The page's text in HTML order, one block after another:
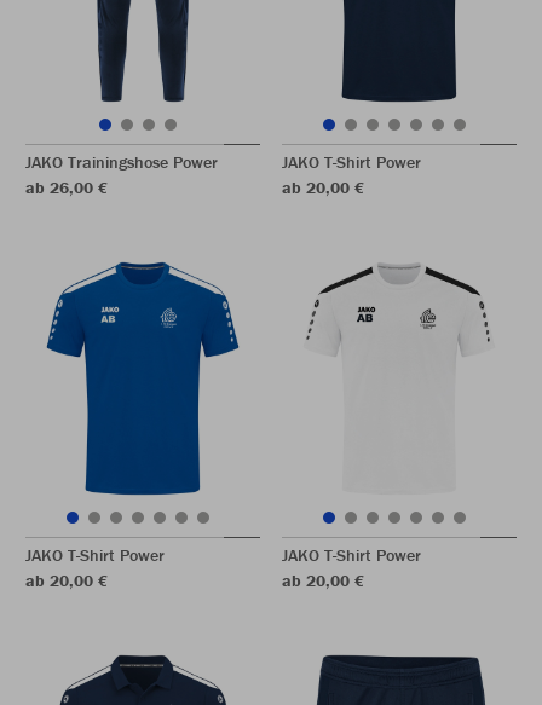
JAKO Trainingshose Power
ab 26,00 €
JAKO T-Shirt Power
ab 20,00 €
JAKO T-Shirt Power
ab 20,00 €
JAKO T-Shirt Power
ab 20,00 €